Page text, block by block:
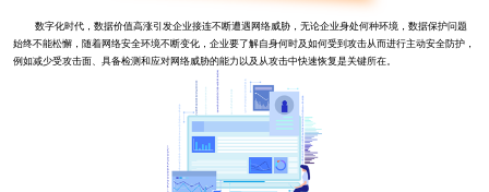
数字化时代，数据价值高涨引发企业接连不断遭遇网络威胁，无论企业身处何种环境，数据保护问题
始终不能松懈，随着网络安全环境不断变化，企业要了解自身何时及如何受到攻击从而进行主动安全防护，
例如减少受攻击面、具备检测和应对网络威胁的能力以及从攻击中快速恢复是关键所在。